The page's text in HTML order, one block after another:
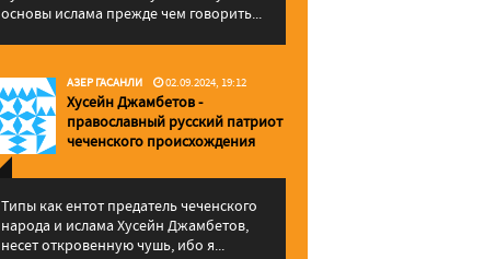
основы ислама прежде чем говорить...
АЗЕР ГАСАНЛИ 02.09.2024, 19:12
Хусейн Джамбетов -
православный русский патриот
чеченского происхождения
Типы как ентот предатель чеченского
народа и ислама Хусейн Джамбетов,
несет откровенную чушь, ибо я...